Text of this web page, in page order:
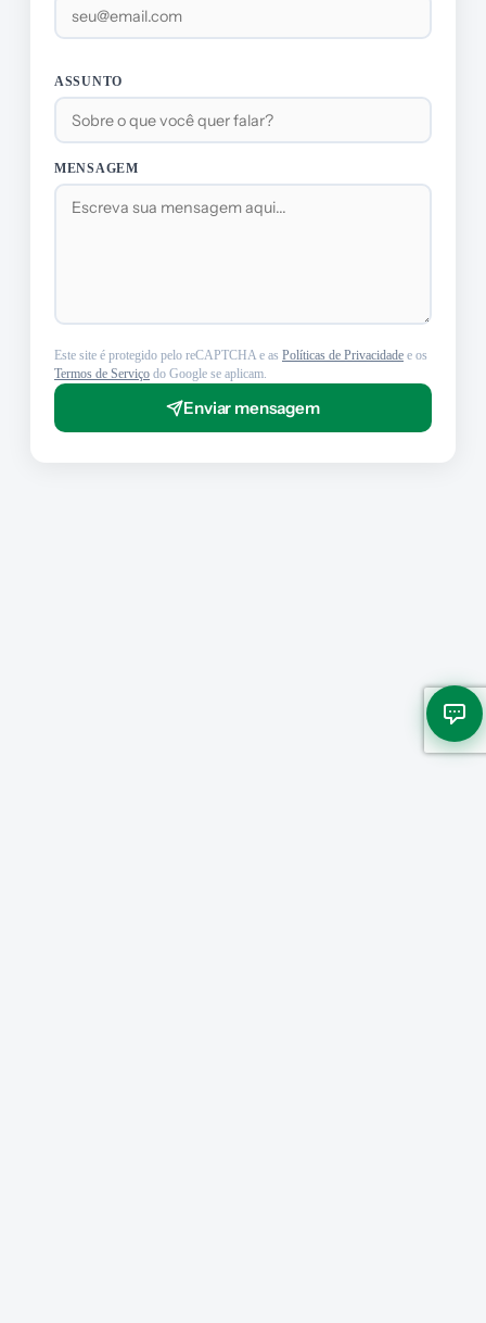
ASSUNTO
MENSAGEM
Este site é protegido pelo reCAPTCHA e as Políticas de Privacidade e os
Termos de Serviço do Google se aplicam.
Enviar mensagem